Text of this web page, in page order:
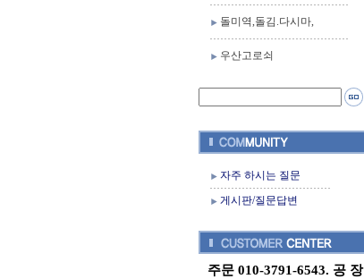
돌미역,돌김.다시마,
우산고로쇠
자주 하시는 질문
게시판/질문답변
주문 010-3791-6543. 공 장